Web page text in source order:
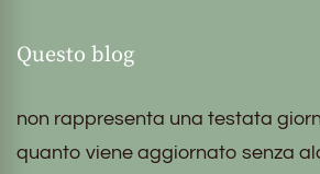
Questo blog
non rappresenta una testata
quanto viene aggiornato senza